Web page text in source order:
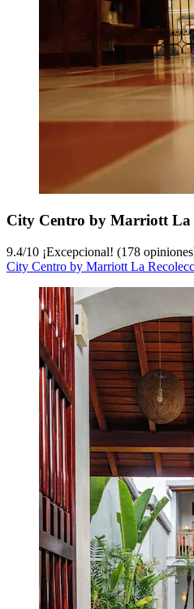
City Centro by Marriott La
9.4/10 ¡Excepcional! (178
City Centro by Marriott La